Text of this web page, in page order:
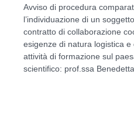
Avviso di procedura
l’individuazione di un
contratto di collaborazione
esigenze di natura logistica
attività di formazione sul
scientifico: prof.ssa Benedetta